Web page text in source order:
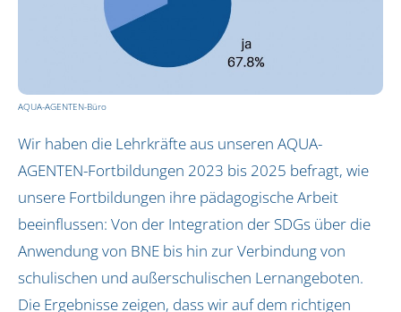
Auszeichnungen
Biosphärenreservat Flusslandschaft Elbe-
Biosphärenband Schaalsee-Elbe
Dithmarschen
Erfurt
Hamburg
Jena und Weimar
Koblenz
Köln, Pulheim und Frechen
Naturpark Dahme-Heideseen
AQUA-AGENTEN-Büro
Wir haben die Lehrkräfte aus unseren AQUA-
AGENTEN-Fortbildungen 2023 bis 2025 befragt, wie
unsere Fortbildungen ihre pädagogische Arbeit
beeinflussen: Von der Integration der SDGs über die
Anwendung von BNE bis hin zur Verbindung von
schulischen und außerschulischen Lernangeboten.
Die Ergebnisse zeigen, dass wir auf dem richtigen